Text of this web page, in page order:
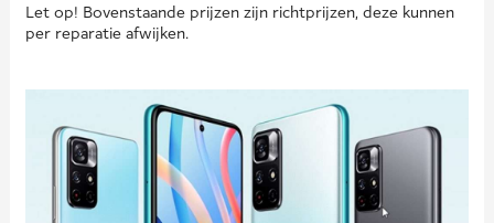
Let op! Bovenstaande prijzen zijn richtprijzen, deze kunnen
per reparatie afwijken.